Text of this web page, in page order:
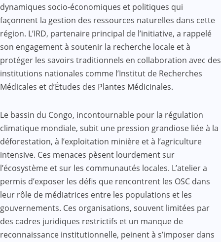
dynamiques socio-économiques et politiques qui
façonnent la gestion des ressources naturelles dans cette
région. L’IRD, partenaire principal de l’initiative, a rappelé
son engagement à soutenir la recherche locale et à
protéger les savoirs traditionnels en collaboration avec des
institutions nationales comme l’Institut de Recherches
Médicales et d’Études des Plantes Médicinales.
Le bassin du Congo, incontournable pour la régulation
climatique mondiale, subit une pression grandiose liée à la
déforestation, à l’exploitation minière et à l’agriculture
intensive. Ces menaces pèsent lourdement sur
l’écosystème et sur les communautés locales. L’atelier a
permis d’exposer les défis que rencontrent les OSC dans
leur rôle de médiatrices entre les populations et les
gouvernements. Ces organisations, souvent limitées par
des cadres juridiques restrictifs et un manque de
reconnaissance institutionnelle, peinent à s’imposer dans